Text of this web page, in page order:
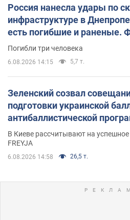
Россия нанесла удары по
инфраструктуре в
есть погибшие и раненые.
Погибли три человека
6.08.2026 14:15 5,7 т.
Зеленский созвал
подготовки украинской
антибаллистической
решения готовятся
В Киеве рассчитывают на
FREYJA
6.08.2026 14:58 26,5 т.